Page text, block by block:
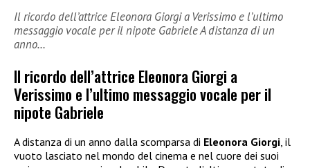
Il ricordo dell’attrice Eleonora Giorgi a Verissimo e l’ultimo
messaggio vocale per il nipote Gabriele A distanza di un
anno…
Il ricordo dell’attrice Eleonora Giorgi a
Verissimo e l’ultimo messaggio vocale per il
nipote Gabriele
A distanza di un anno dalla scomparsa di Eleonora Giorgi , il
vuoto lasciato nel mondo del cinema e nel cuore dei suoi